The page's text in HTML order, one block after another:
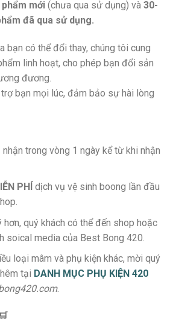
phẩm mới (chưa qua sử dụng) và 30-
đã qua sử dụng.
bạn có thể đổi thay, chúng tôi cung
linh hoạt, cho phép bạn đổi sản
đương.
bạn mọi lúc, đảm bảo sự hài lòng
trong vòng 1 ngày kể từ khi nhận
PHÍ dịch vụ vệ sinh boong lần đầu
quý khách có thể đến shop hoặc
soical media của Best Bong 420.
loại mâm và phụ kiện khác, mời quý
tại DANH MỤC PHỤ KIỆN 420
.